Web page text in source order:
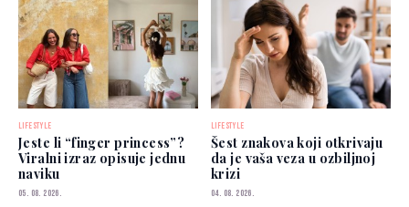
LIFESTYLE
Jeste li “finger princess”?
Viralni izraz opisuje jednu
naviku
05. 08. 2026.
LIFESTYLE
Šest znakova koji otkrivaju
da je vaša veza u ozbiljnoj
krizi
04. 08. 2026.